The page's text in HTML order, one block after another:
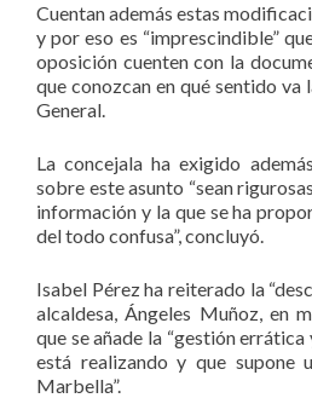
Cuentan además estas
y por eso es “imprescindible”
oposición cuenten con la
que conozcan en qué sentido
General.
La concejala ha exigido
sobre este asunto “sean
información y la que se ha
del todo confusa”, concluyó.
Isabel Pérez ha reiterado la
alcaldesa, Ángeles Muñoz, en
que se añade la “gestión errática
está realizando y que supone
Marbella”.